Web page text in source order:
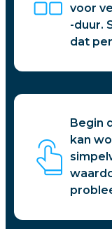
voor
-duur.
dat
Begin
kan